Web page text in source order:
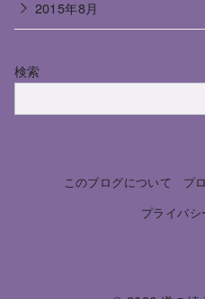
2015年8月
検索
このブログについて プ
プライバ